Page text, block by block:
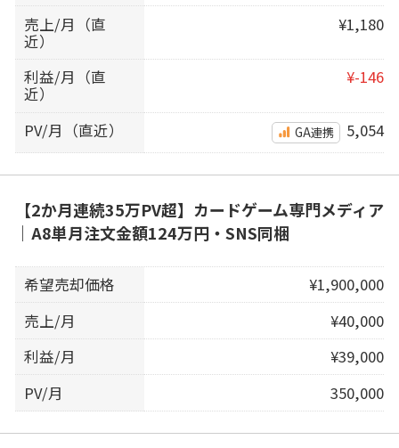
売上/月（直
近）
¥1,180
利益/月（直
近）
¥-146
PV/月（直近） GA連携 5,054
【2か月連続35万PV超】カードゲーム専門メディア
｜A8単月注文金額124万円・SNS同梱
希望売却価格
¥1,900,000
売上/月
¥40,000
利益/月
¥39,000
PV/月
350,000